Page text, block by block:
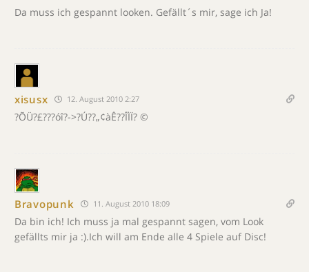
Da muss ich gespannt looken. Gefällt´s mir, sage ich Ja!
xisusx 12. August 2010 2:27
?ÕÜ?£???óî­?->?Ú??„¢àÊ??ÎÌÏ? ©
Bravopunk 11. August 2010 18:09
Da bin ich! Ich muss ja mal gespannt sagen, vom Look
gefällts mir ja :).Ich will am Ende alle 4 Spiele auf Disc!